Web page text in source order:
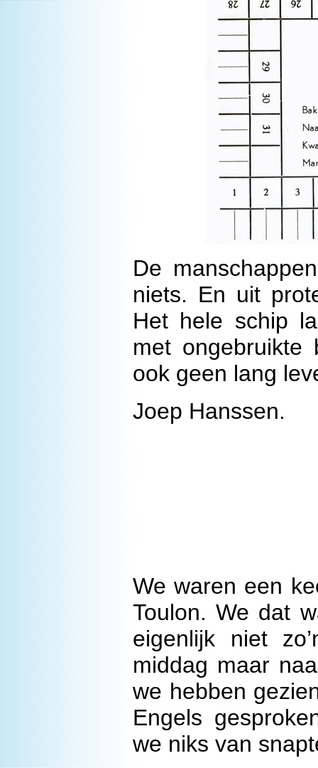
De
niets. En uit
Het hele schip
met ongebruikte
ook geen lang
Joep Hanssen.
We waren een
Toulon. We dat
eigenlijk niet
middag maar
we hebben
Engels
we niks van